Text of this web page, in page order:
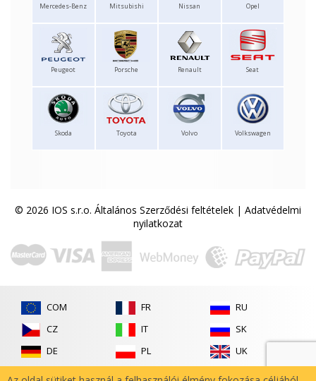
Mercedes-Benz Mitsubishi Nissan Opel
Peugeot Porsche Renault Seat
Skoda Toyota Volvo Volkswagen
© 2026 IOS s.r.o. Általános Szerződési feltételek | Adatvédelmi
nyilatkozat
COM
CZ
DE
FR
IT
PL
RU
SK
UK